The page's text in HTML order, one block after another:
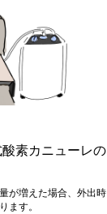
素カニューレの
が増えた場合、外出時
ます。